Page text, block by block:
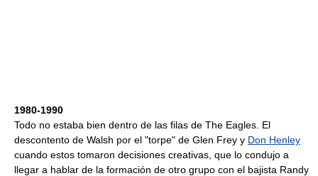
1980-1990
Todo no estaba bien dentro de las filas de The Eagles. El
descontento de Walsh por el "torpe" de Glen Frey y Don Henley
cuando estos tomaron decisiones creativas, que lo condujo a
llegar a hablar de la formación de otro grupo con el bajista Randy